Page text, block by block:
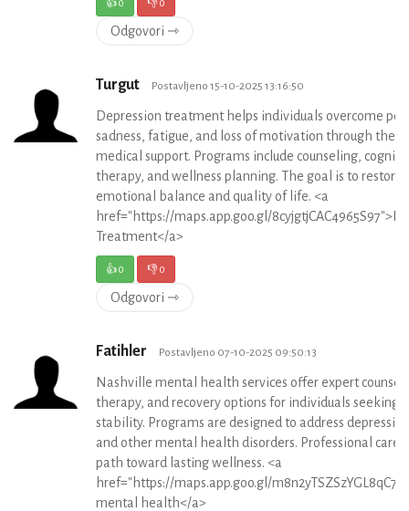
👍0 👎0
Odgovori ⇾
Turgut Postavljeno 15-10-2025 13:16:50
Depression treatment helps individuals overcome
sadness, fatigue, and loss of motivation through
medical support. Programs include counseling,
therapy, and wellness planning. The goal is to restore
emotional balance and quality of life. <a
href="https://maps.app.goo.gl/
Treatment</a>
👍0 👎0
Odgovori ⇾
Fatihler Postavljeno 07-10-2025 09:50:13
Nashville mental health services offer expert
therapy, and recovery options for individuals seeking
stability. Programs are designed to address
and other mental health disorders. Professional care
path toward lasting wellness. <a
href="https://maps.app.goo.gl/
mental health</a>